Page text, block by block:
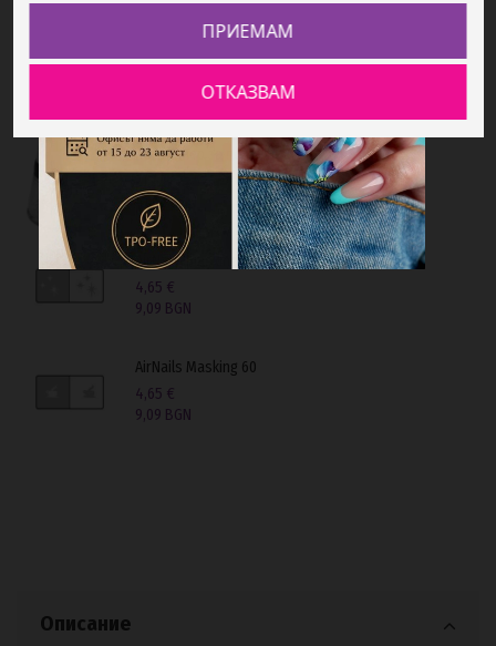
Контейнер за почистване на Аерограф
41,60 BGN
AirNails Masking 37
4,65 €
9,09 BGN
AirNails Masking 60
4,65 €
9,09 BGN
Описание
ОТКАЗВАМ
ПРИЕМАМ